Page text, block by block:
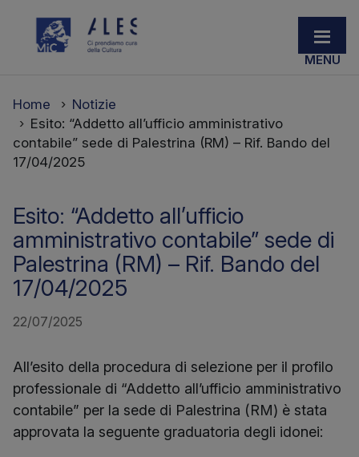
Home
Notizie
Esito: “Addetto all’ufficio amministrativo
contabile” sede di Palestrina (RM) – Rif. Bando del
17/04/2025
Esito: “Addetto all’ufficio
amministrativo contabile” sede di
Palestrina (RM) – Rif. Bando del
17/04/2025
22/07/2025
All’esito della procedura di selezione per il profilo
professionale di “Addetto all’ufficio amministrativo
contabile” per la sede di Palestrina (RM) è stata
approvata la seguente graduatoria degli idonei: